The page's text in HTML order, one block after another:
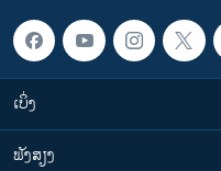
ເບິ່ງ
ຟັງສຽງ